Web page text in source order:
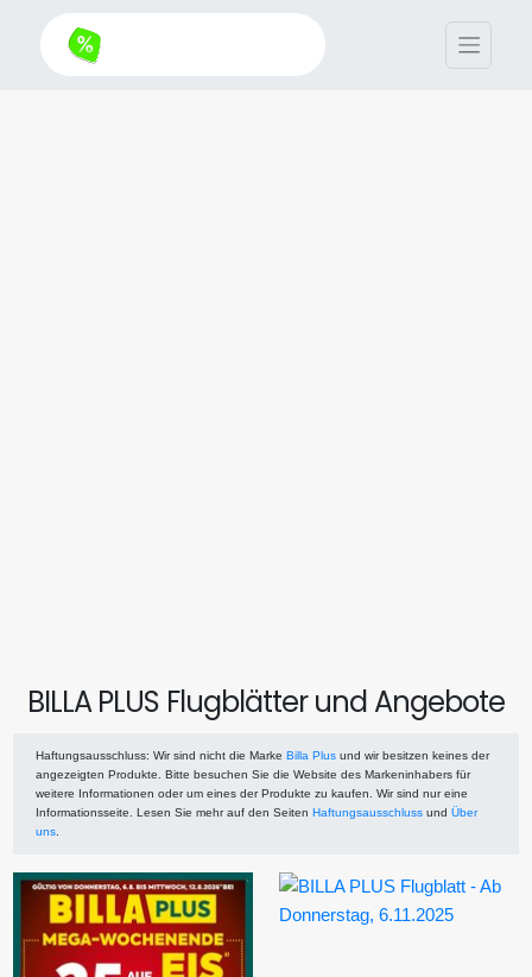
BILLA PLUS Flugblätter und Angebote
Haftungsausschluss: Wir sind nicht die Marke Billa Plus und wir besitzen keines der
angezeigten Produkte. Bitte besuchen Sie die Website des Markeninhabers für
weitere Informationen oder um eines der Produkte zu kaufen. Wir sind nur eine
Informationsseite. Lesen Sie mehr auf den Seiten Haftungsausschluss und Über
uns